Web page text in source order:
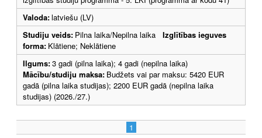
Valoda:latviešu (LV)
Studiju veids: Pilna laika/Nepilna laika Izglītības ieguves
forma: Klātiene; Neklātiene
Ilgums:3 gadi (pilna laika); 4 gadi (nepilna laika)
Mācību/studiju maksa: Budžets vai par maksu: 5420 EUR
gadā (pilna laika studijas); 2200 EUR gadā (nepilna laika
studijas) (2026./27.)
1